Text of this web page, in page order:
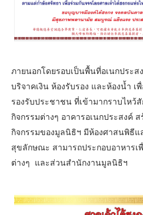
ภายนอกโดยรอบเป็นพื้นที่อเนกประ
บริจาคเงิน ห้องรับรอง และห้องน้ำ เ
รองรับประชาชน ที่เข้ามากราบไหว้
กิจกรรมต่างๆ อาคารอเนกประสงค์
กิจกรรมของมูลนิธิฯ มีห้องศาสนพิธี
สุขลักษณะ สามารถประกอบอาหารเ
ต่างๆ และส่วนสำนักงานมูลนิธิฯ